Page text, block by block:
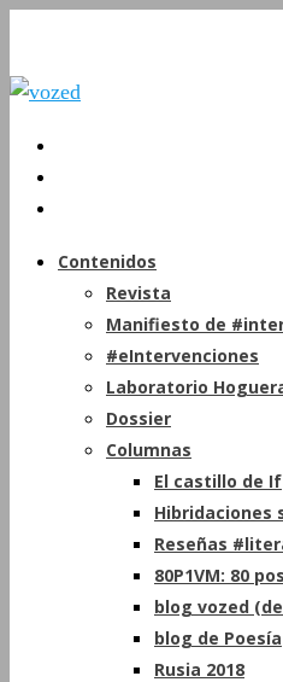
Contenidos
Revista
Manifiesto de
#eIntervenciones
Laboratorio
Dossier
Columnas
El castillo de If
Hibridaciones
Reseñas
80P1VM: 80
blog vozed
blog de Poesía
Rusia 2018